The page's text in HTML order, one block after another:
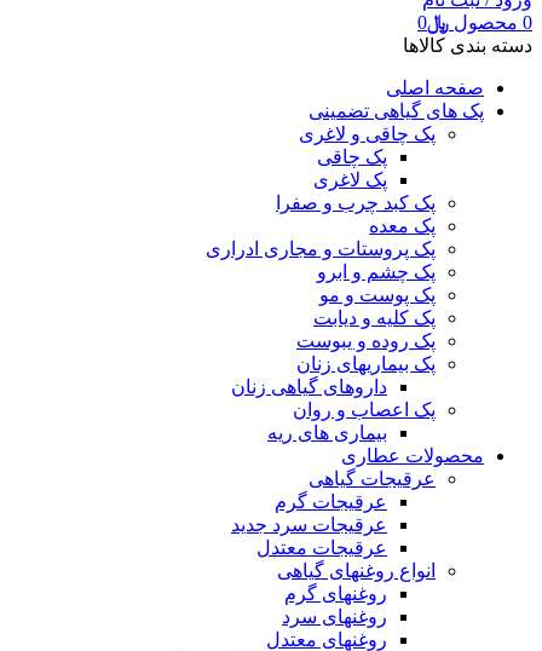
0 محصول ﷼0
دسته بندی کالاها
صفحه اصلی
پک های گیاهی تضمینی
پک چاقی و لاغری
پک چاقی
پک لاغری
پک کبد چرب و صفرا
پک معده
پک پروستات و مجاری ادراری
پک چشم و ابرو
پک پوست و مو
پک کلیه و دیابت
پک روده و یبوست
پک بیماریهای زنان
داروهای گیاهی زنان
پک اعصاب و روان
بیماری های ریه
محصولات عطاری
عرقیجات گیاهی
عرقیجات گرم
عرقیجات سرد جدید
عرقیجات معتدل
انواع روغنهای گیاهی
روغنهای گرم
روغنهای سرد
روغنهای معتدل